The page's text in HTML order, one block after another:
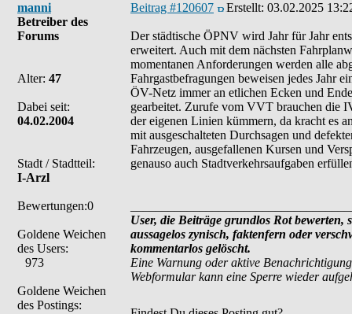
manni
Betreiber des
Forums
Alter: 47
Dabei seit:
04.02.2004
Stadt / Stadtteil:
I-Arzl
Bewertungen:0
Goldene Weichen
des Users:
973
Goldene Weichen
des Postings:
Beitrag #120607 Erstellt: 03.02.2025
Der städtische ÖPNV wird Jahr für Jahr
erweitert. Auch mit dem nächsten
momentanen Anforderungen werden alle
Fahrgastbefragungen beweisen jedes Jahr
ÖV-Netz immer an etlichen Ecken und
gearbeitet. Zurufe vom VVT brauchen die
der eigenen Linien kümmern, da kracht es
mit ausgeschalteten Durchsagen und
Fahrzeugen, ausgefallenen Kursen und
genauso auch Stadtverkehrsaufgaben
User, die Beiträge grundlos Rot
aussagelos zynisch, faktenfern oder
kommentarlos gelöscht.
Eine Warnung oder aktive
Webformular kann eine Sperre wieder